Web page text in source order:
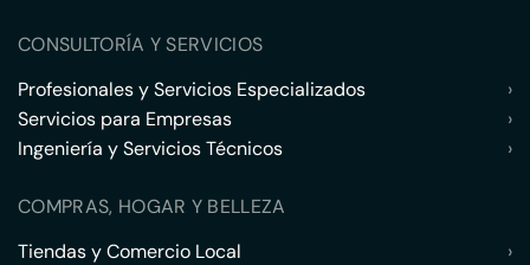
CONSULTORÍA Y SERVICIOS
Profesionales y Servicios Especializados
›
Servicios para Empresas
›
Ingeniería y Servicios Técnicos
›
COMPRAS, HOGAR Y BELLEZA
Tiendas y Comercio Local
›